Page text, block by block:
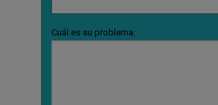
Cuál es su problema: